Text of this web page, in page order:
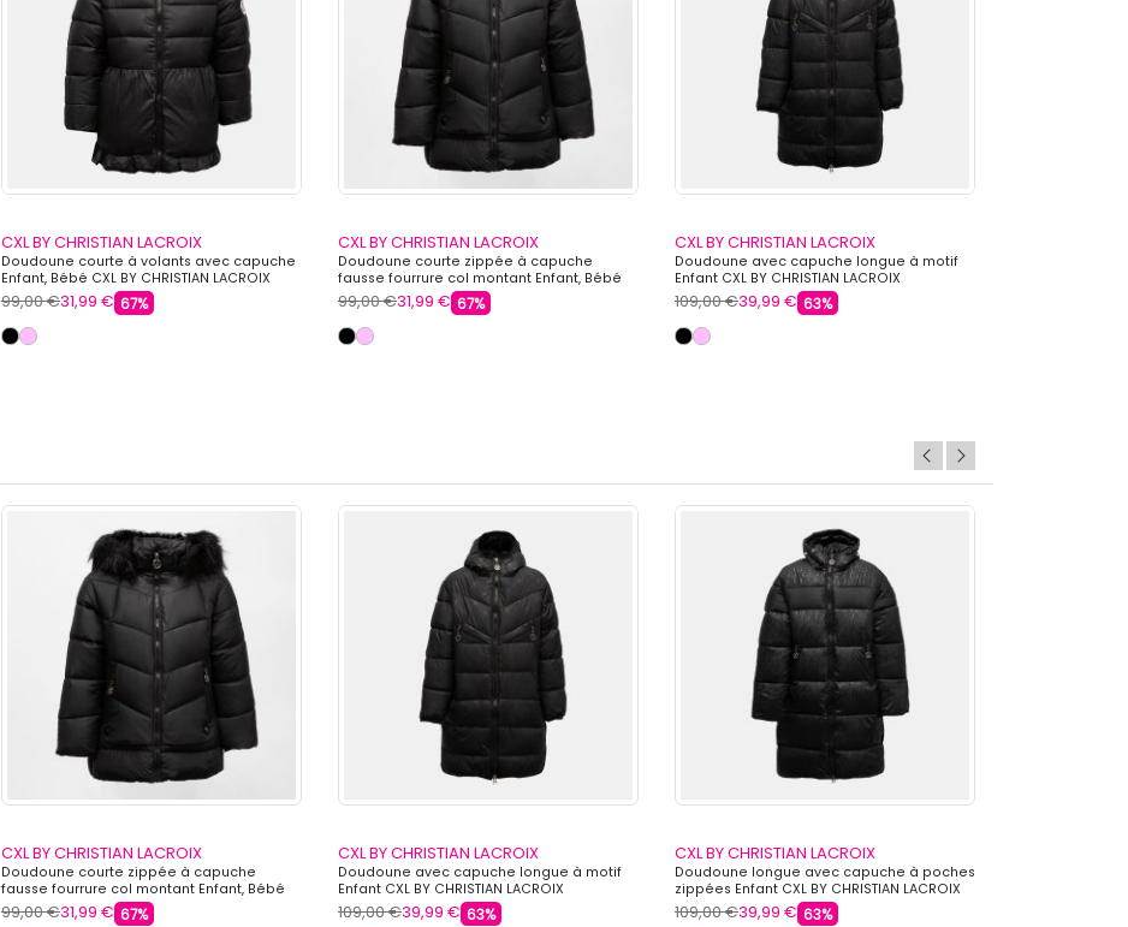
CXL BY CHRISTIAN LACROIX
Doudoune courte à volants avec capuche
Enfant, Bébé CXL BY CHRISTIAN LACROIX
99,00 €31,99 € 67%
CXL BY CHRISTIAN LACROIX
Doudoune courte zippée à capuche
fausse fourrure col montant Enfant, Bébé
CXL BY CHRISTIAN LACROIX
99,00 €31,99 € 67%
CXL BY CHRISTIAN LACROIX
Doudoune avec capuche longue à motif
Enfant CXL BY CHRISTIAN LACROIX
109,00 €39,99 € 63%
CXL BY CHRISTIAN LACROIX
Doudoune courte zippée à capuche
fausse fourrure col montant Enfant, Bébé
CXL BY CHRISTIAN LACROIX
99,00 €31,99 € 67%
CXL BY CHRISTIAN LACROIX
Doudoune avec capuche longue à motif
Enfant CXL BY CHRISTIAN LACROIX
109,00 €39,99 € 63%
CXL BY CHRISTIAN LACROIX
Doudoune longue avec capuche à poches
zippées Enfant CXL BY CHRISTIAN LACROIX
109,00 €39,99 € 63%